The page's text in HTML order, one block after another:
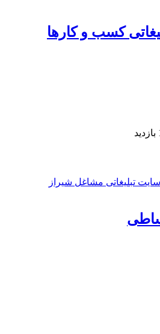
کسب و کارها